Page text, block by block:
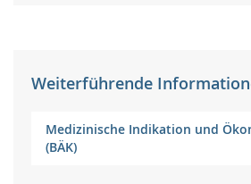
Weiterführende
Medizinische Indikation und
(BÄK)